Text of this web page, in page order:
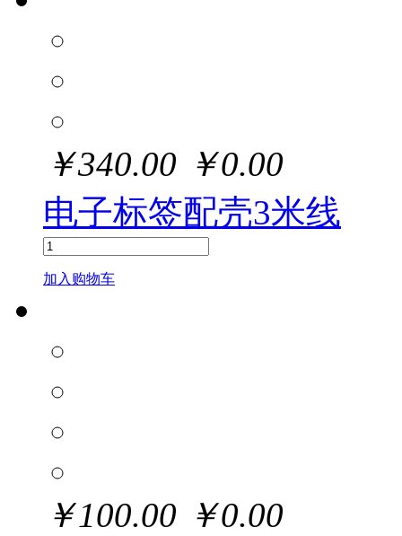
￥340.00 ￥0.00
电子标签配壳3米线
加入购物车
￥100.00 ￥0.00